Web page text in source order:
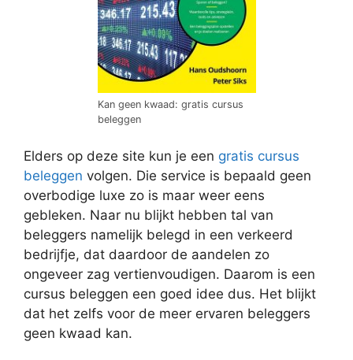
Kan geen kwaad: gratis cursus
beleggen
Elders op deze site kun je een gratis cursus
beleggen volgen. Die service is bepaald geen
overbodige luxe zo is maar weer eens
gebleken. Naar nu blijkt hebben tal van
beleggers namelijk belegd in een verkeerd
bedrijfje, dat daardoor de aandelen zo
ongeveer zag vertienvoudigen. Daarom is een
cursus beleggen een goed idee dus. Het blijkt
dat het zelfs voor de meer ervaren beleggers
geen kwaad kan.